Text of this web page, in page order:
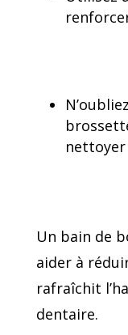
Un bain de
aider à
rafraîchit
dentaire.